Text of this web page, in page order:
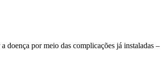
doença por meio das complicações já instaladas –